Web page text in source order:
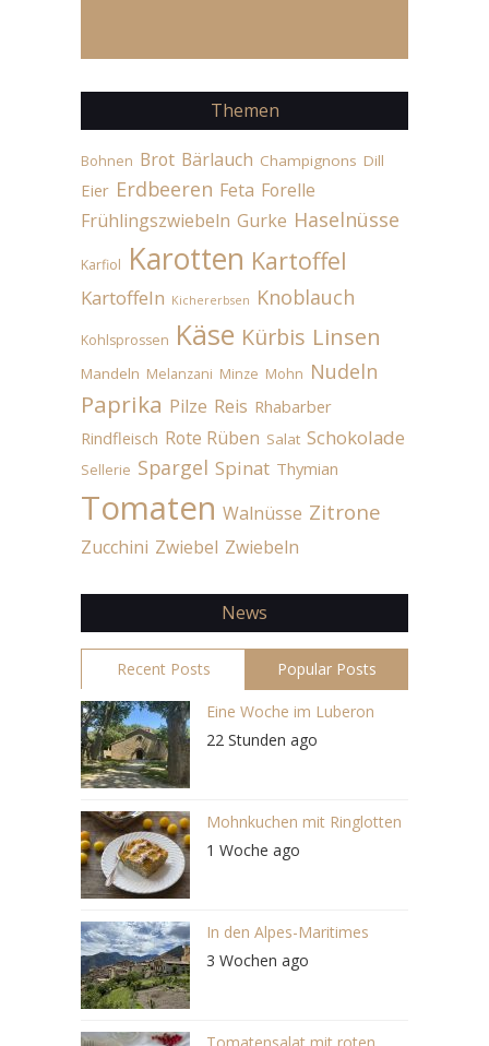
Themen
Bohnen Brot Bärlauch Champignons Dill
Eier Erdbeeren Feta Forelle
Frühlingszwiebeln Gurke Haselnüsse
Karfiol Karotten Kartoffel
Kartoffeln Kichererbsen Knoblauch
Kohlsprossen Käse Kürbis Linsen
Mandeln Melanzani Minze Mohn Nudeln
Paprika Pilze Reis Rhabarber
Rindfleisch Rote Rüben Salat Schokolade
Sellerie Spargel Spinat Thymian
Tomaten Walnüsse Zitrone
Zucchini Zwiebel Zwiebeln
News
Recent Posts Popular Posts
Eine Woche im Luberon
22 Stunden ago
Mohnkuchen mit Ringlotten
1 Woche ago
In den Alpes-Maritimes
3 Wochen ago